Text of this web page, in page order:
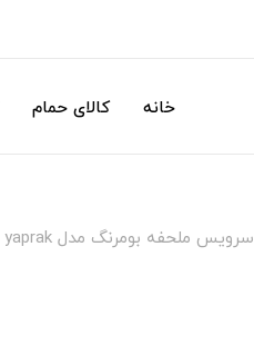
خانه کالای حمام
سرویس ملحفه بومرنگ مدل yaprak یکنفره 2تکه